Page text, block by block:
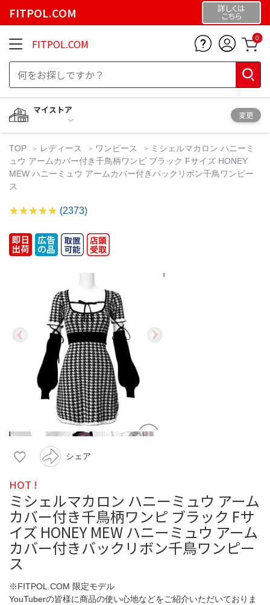
FITPOL.COM 詳しくは
こちら
FITPOL.COM 0
マイストア
変更
TOP レディース ワンピース
ミシェルマカロン ハニーミ
ュウ アームカバー付き千鳥柄ワンピ ブラック Fサイズ HONEY
MEW ハニーミュウ アームカバー付きバックリボン千鳥ワンピー
ス
(2373)
シェア
HOT !
ミシェルマカロン ハニーミュウ アーム
カバー付き千鳥柄ワンピ ブラック Fサ
イズ HONEY MEW ハニーミュウ アーム
カバー付きバックリボン千鳥ワンピー
ス
※FITPOL.COM 限定モデル
YouTuberの皆様に商品の使い心地などをご紹介いただいておりま